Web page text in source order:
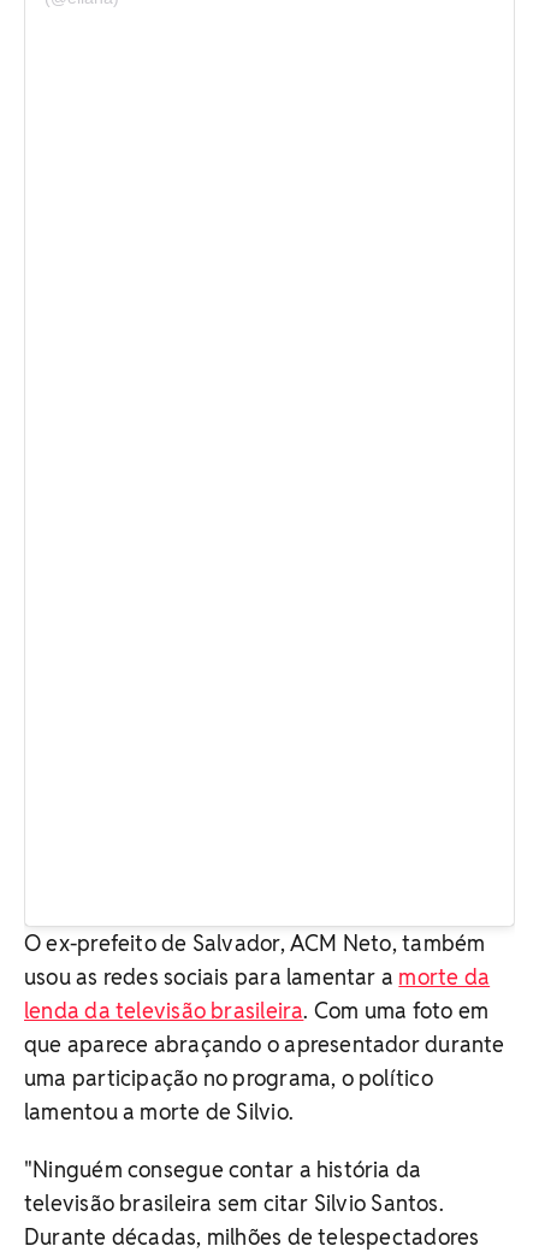
O ex-prefeito de Salvador, ACM Neto, também
usou as redes sociais para lamentar a morte da
lenda da televisão brasileira. Com uma foto em
que aparece abraçando o apresentador durante
uma participação no programa, o político
lamentou a morte de Silvio.
"Ninguém consegue contar a história da
televisão brasileira sem citar Silvio Santos.
Durante décadas, milhões de telespectadores